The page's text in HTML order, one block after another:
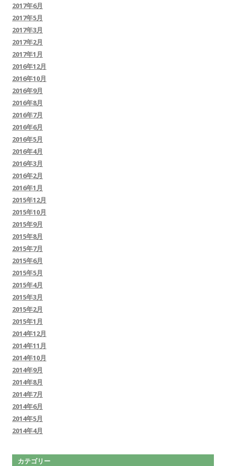
2017年6月
2017年5月
2017年3月
2017年2月
2017年1月
2016年12月
2016年10月
2016年9月
2016年8月
2016年7月
2016年6月
2016年5月
2016年4月
2016年3月
2016年2月
2016年1月
2015年12月
2015年10月
2015年9月
2015年8月
2015年7月
2015年6月
2015年5月
2015年4月
2015年3月
2015年2月
2015年1月
2014年12月
2014年11月
2014年10月
2014年9月
2014年8月
2014年7月
2014年6月
2014年5月
2014年4月
カテゴリー